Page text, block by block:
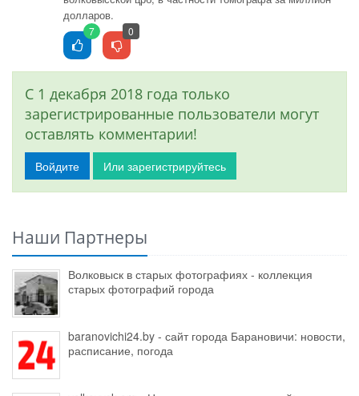
долларов.
7 0
С 1 декабря 2018 года только
зарегистрированные пользователи могут
оставлять комментарии!
Войдите Или зарегистрируйтесь
Наши Партнеры
Волковыск в старых фотографиях - коллекция
старых фотографий города
baranovichi24.by - сайт города Барановичи: новости,
расписание, погода